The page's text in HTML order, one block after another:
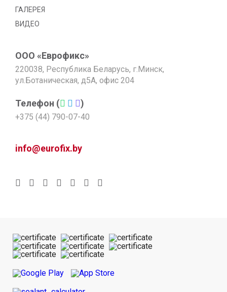
ГАЛЕРЕЯ
ВИДЕО
ООО «Еврофикс»
220038, Республика Беларусь, г.Минск,
ул.Ботаническая, д5А, офис 204
Телефон ( )
+375 (44) 790-07-40
info@eurofix.by